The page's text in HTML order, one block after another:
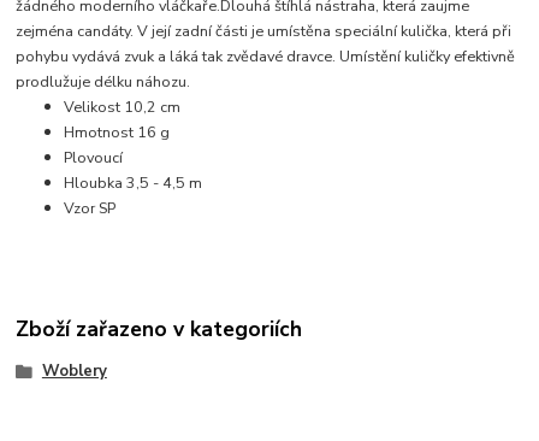
žádného moderního vláčkaře.Dlouhá štíhlá nástraha, která zaujme
zejména candáty. V její zadní části je umístěna speciální kulička, která při
pohybu vydává zvuk a láká tak zvědavé dravce. Umístění kuličky efektivně
prodlužuje délku náhozu.
Velikost 10,2 cm
Hmotnost 16 g
Plovoucí
Hloubka 3,5 - 4,5 m
Vzor SP
Zboží zařazeno v kategoriích
Woblery